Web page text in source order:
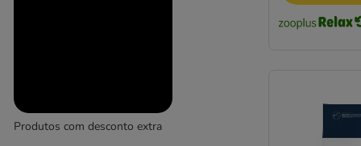
Concept for Life
Concept for Life Veterinary Diet
Produtos com desconto extra